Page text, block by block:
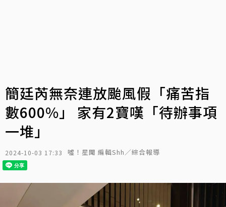
簡廷芮無奈連放颱風假「痛苦指
數600%」 家有2寶嘆「待辦事項
一堆」
2024-10-03 17:33 噓！星聞 編輯Shh／綜合報導